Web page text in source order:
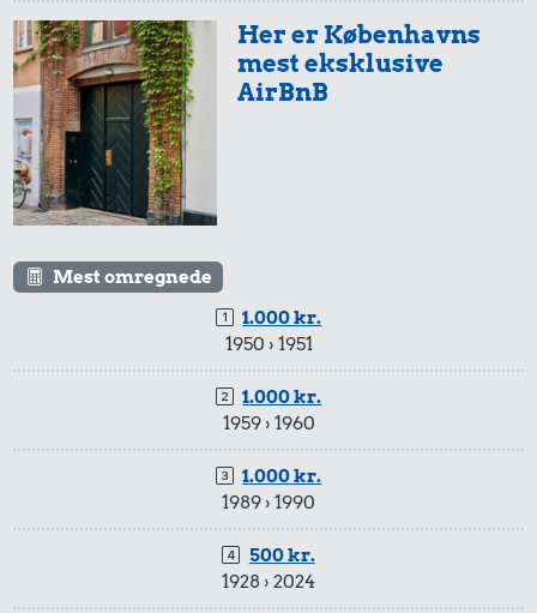
Her er Københavns
mest eksklusive
AirBnB
Mest omregnede
1.000 kr.
1950 › 1951
1.000 kr.
1959 › 1960
1.000 kr.
1989 › 1990
500 kr.
1928 › 2024